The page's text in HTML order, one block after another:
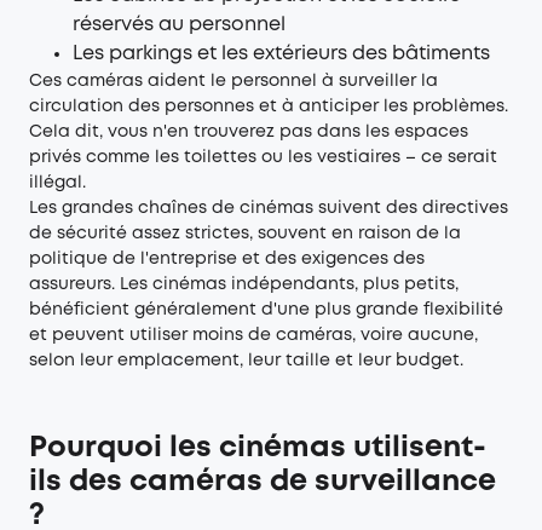
réservés au personnel
Les parkings et les extérieurs des bâtiments
Ces caméras aident le personnel à surveiller la
circulation des personnes et à anticiper les problèmes.
Cela dit, vous n'en trouverez pas dans les espaces
privés comme les toilettes ou les vestiaires – ce serait
illégal.
Les grandes chaînes de cinémas suivent des directives
de sécurité assez strictes, souvent en raison de la
politique de l'entreprise et des exigences des
assureurs. Les cinémas indépendants, plus petits,
bénéficient généralement d'une plus grande flexibilité
et peuvent utiliser moins de caméras, voire aucune,
selon leur emplacement, leur taille et leur budget.
Pourquoi les cinémas utilisent-
ils des caméras de surveillance
?